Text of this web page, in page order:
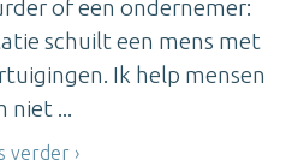
of een ondernemer:
schuilt een mens met
Ik help mensen
niet ...
verder